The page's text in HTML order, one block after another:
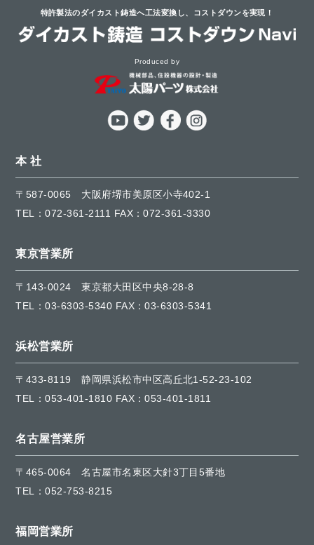
特許製法のダイカスト鋳造へ工法変換し、 コストダウンを実現！
Produced by
本 社
〒587-0065
大阪府堺市美原区小寺402-1
TEL：072-361-2111 FAX：072-361-3330
東京営業所
〒143-0024
東京都大田区中央8-28-8
TEL：03-6303-5340 FAX：03-6303-5341
浜松営業所
〒433-8119
静岡県浜松市中区高丘北1-52-23-102
TEL：053-401-1810 FAX：053-401-1811
名古屋営業所
〒465-0064
名古屋市名東区大針3丁目5番地
TEL：052-753-8215
福岡営業所